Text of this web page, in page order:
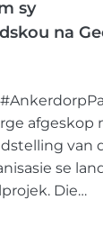
sy
na
afgeskop
van
se
Die…